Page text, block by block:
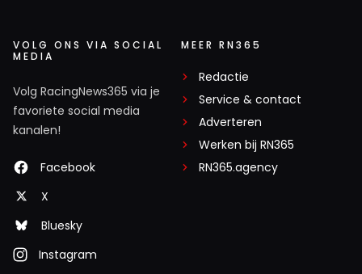
VOLG ONS VIA SOCIAL
MEDIA
Volg RacingNews365 via je
favoriete social media
kanalen!
Facebook
X
Bluesky
Instagram
MEER RN365
Redactie
Service & contact
Adverteren
Werken bij RN365
RN365.agency